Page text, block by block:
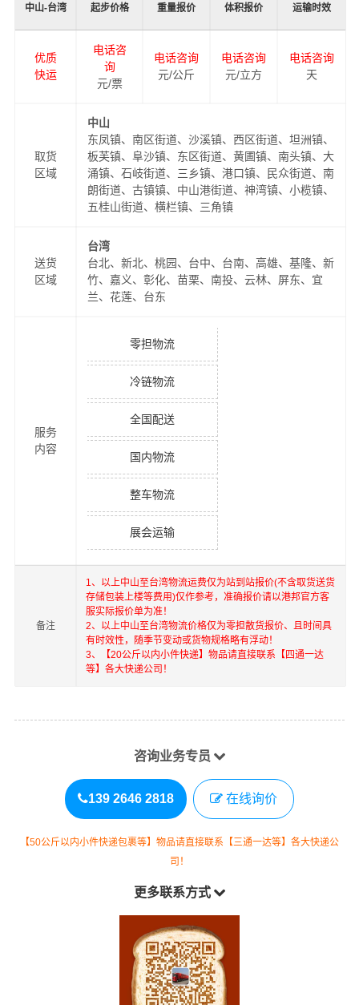
中山-台湾 起步价格 重量报价 体积报价 运输时效
优质
快运
电话咨
询
元/票
电话咨询
元/公斤
电话咨询
元/立方
电话咨询
天
取货
区域
中山
东凤镇、南区街道、沙溪镇、西区街道、坦洲镇、
板芙镇、阜沙镇、东区街道、黄圃镇、南头镇、大
涌镇、石岐街道、三乡镇、港口镇、民众街道、南
朗街道、古镇镇、中山港街道、神湾镇、小榄镇、
五桂山街道、横栏镇、三角镇
送货
区域
台湾
台北、新北、桃园、台中、台南、高雄、基隆、新
竹、嘉义、彰化、苗栗、南投、云林、屏东、宜
兰、花莲、台东
服务
内容
零担物流
冷链物流
全国配送
国内物流
整车物流
展会运输
备注
1、以上中山至台湾物流运费仅为站到站报价(不含取货送货
存储包装上楼等费用)仅作参考，准确报价请以港邦官方客
服实际报价单为准！
2、以上中山至台湾物流价格仅为零担散货报价、且时间具
有时效性，随季节变动或货物规格略有浮动！
3、【20公斤以内小件快递】物品请直接联系【四通一达
等】各大快递公司！
咨询业务专员
139 2646 2818 在线询价
【50公斤以内小件快递包裹等】物品请直接联系【三通一达等】各大快递公
司！
更多联系方式